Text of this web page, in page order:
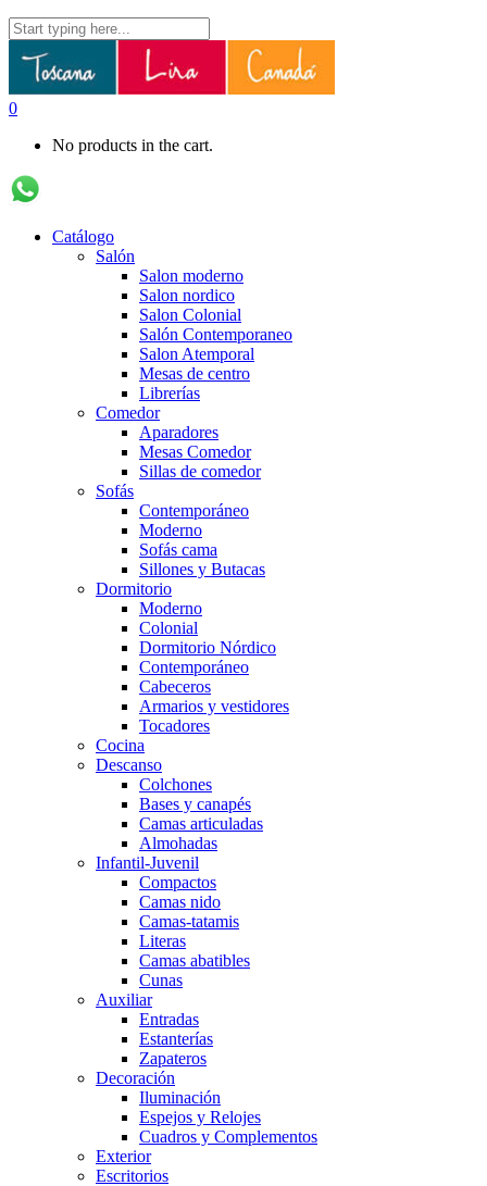
0
No products in the cart.
Catálogo
Salón
Salon moderno
Salon nordico
Salon Colonial
Salón Contemporaneo
Salon Atemporal
Mesas de centro
Librerías
Comedor
Aparadores
Mesas Comedor
Sillas de comedor
Sofás
Contemporáneo
Moderno
Sofás cama
Sillones y Butacas
Dormitorio
Moderno
Colonial
Dormitorio Nórdico
Contemporáneo
Cabeceros
Armarios y vestidores
Tocadores
Cocina
Descanso
Colchones
Bases y canapés
Camas articuladas
Almohadas
Infantil-Juvenil
Compactos
Camas nido
Camas-tatamis
Literas
Camas abatibles
Cunas
Auxiliar
Entradas
Estanterías
Zapateros
Decoración
Iluminación
Espejos y Relojes
Cuadros y Complementos
Exterior
Escritorios